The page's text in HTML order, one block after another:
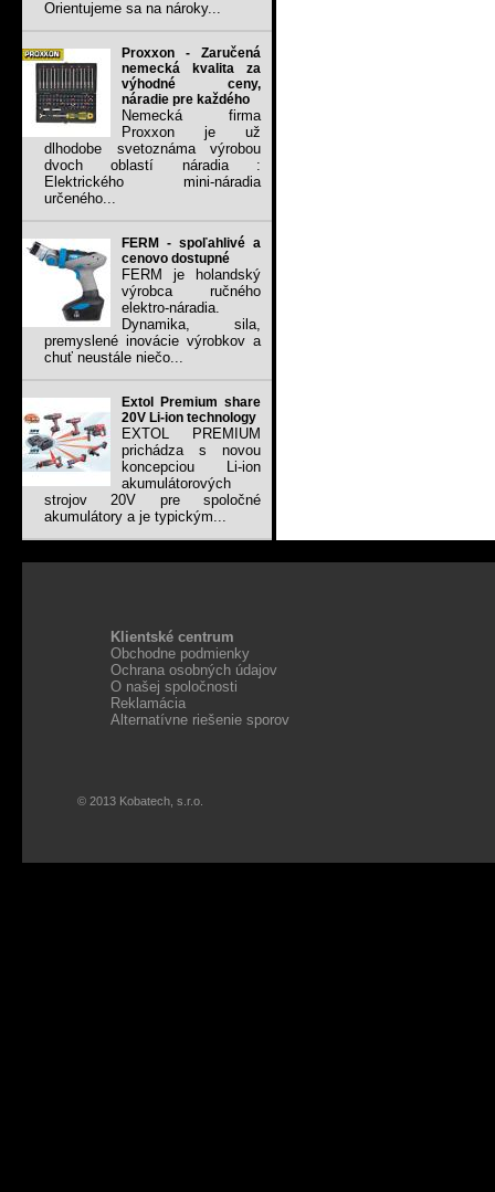
Orientujeme sa na nároky...
Proxxon - Zaručená
nemecká kvalita za
výhodné ceny,
náradie pre každého
Nemecká firma
Proxxon je už
dlhodobe svetoznáma výrobou
dvoch oblastí náradia :
Elektrického mini-náradia
určeného...
FERM - spoľahlivé a
cenovo dostupné
FERM je holandský
výrobca ručného
elektro-náradia.
Dynamika, sila,
premyslené inovácie výrobkov a
chuť neustále niečo...
Extol Premium share
20V Li-ion technology
EXTOL PREMIUM
prichádza s novou
koncepciou Li-ion
akumulátorových
strojov 20V pre spoločné
akumulátory a je typickým...
Klientské centrum
Obchodne podmienky
Ochrana osobných údajov
O našej spoločnosti
Reklamácia
Alternatívne riešenie sporov
© 2013 Kobatech, s.r.o.